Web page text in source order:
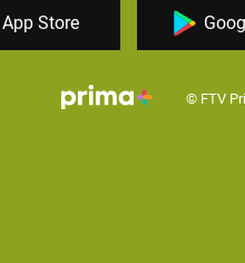
App Store
© FTV